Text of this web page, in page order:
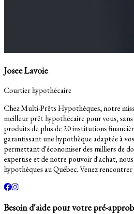
Josee Lavoie
Courtier hypothécaire
Chez Multi-Prêts Hypothèques, notre
meilleur prêt hypothécaire pour vous, sans
produits de plus de 20 institutions
garantissant une hypothèque adaptée à
permettant d'économiser des milliers de
expertise et de notre pouvoir d'achat,
hypothèques au Québec. Venez
Besoin d'aide pour votre pré-